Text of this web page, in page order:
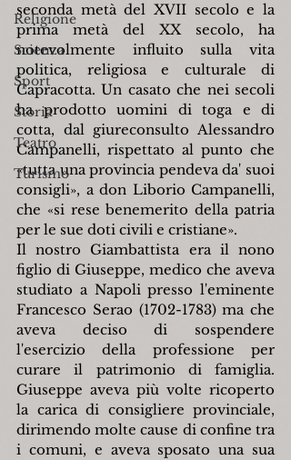
Religione
Scienza
Sport
Storia
Teatro
Turismo
seconda metà del XVII secolo e la
prima metà del XX secolo, ha
notevolmente influito sulla vita
politica, religiosa e culturale di
Capracotta. Un casato che nei secoli
ha prodotto uomini di toga e di
cotta, dal giureconsulto Alessandro
Campanelli, rispettato al punto che
«tutta una provincia pendeva da' suoi
consigli», a don Liborio Campanelli,
che «si rese benemerito della patria
per le sue doti civili e cristiane».
Il nostro Giambattista era il nono
figlio di Giuseppe, medico che aveva
studiato a Napoli presso l'eminente
Francesco Serao (1702-1783) ma che
aveva deciso di sospendere
l'esercizio della professione per
curare il patrimonio di famiglia.
Giuseppe aveva più volte ricoperto
la carica di consigliere provinciale,
dirimendo molte cause di confine tra
i comuni, e aveva sposato una sua